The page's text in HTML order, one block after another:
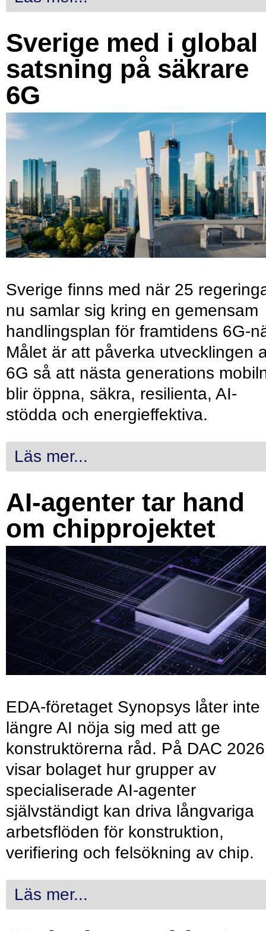
Sverige med i global
satsning på säkrare
6G
Sverige finns med när 25
nu samlar sig kring en gemensam
handlingsplan för framtidens 6G-
Målet är att påverka utvecklingen
6G så att nästa generations
blir öppna, säkra, resilienta, AI-
stödda och energieffektiva.
Läs mer...
AI-agenter tar hand
om chipprojektet
EDA-företaget Synopsys låter inte
längre AI nöja sig med att ge
konstruktörerna råd. På DAC 2026
visar bolaget hur grupper av
specialiserade AI-agenter
självständigt kan driva långvariga
arbetsflöden för konstruktion,
verifiering och felsökning av chip.
Läs mer...